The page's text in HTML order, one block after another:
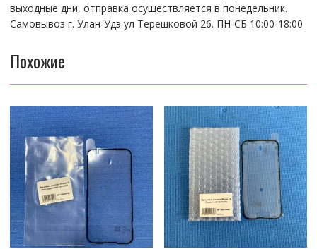
выходные дни, отправка осуществляется в понедельник.
Самовывоз г. Улан-Удэ ул Терешковой 26. ПН-СБ 10:00-18:00
Похожие